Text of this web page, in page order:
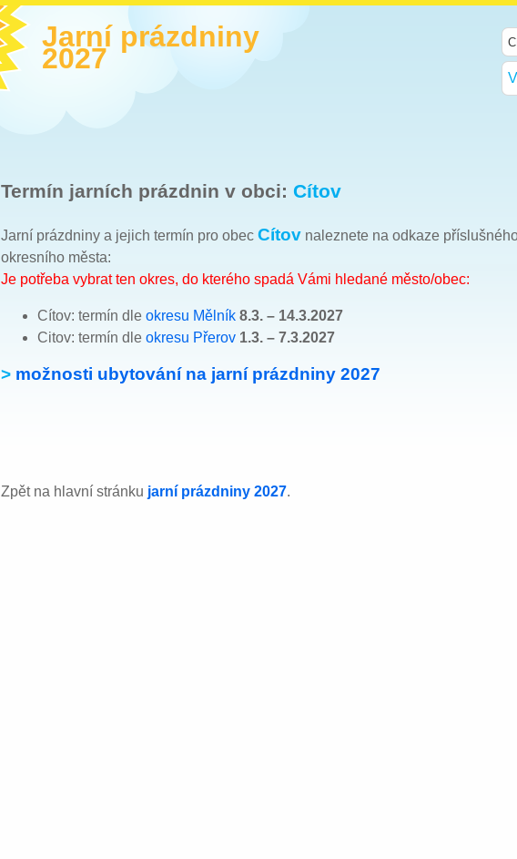
Jarní prázdniny
2027
Termín jarních prázdnin v obci: Cítov
Jarní prázdniny a jejich termín pro obec Cítov naleznete na odkaze
okresního města:
Je potřeba vybrat ten okres, do kterého spadá Vámi hledané město/obec:
Cítov: termín dle okresu Mělník 8.3. – 14.3.2027
Citov: termín dle okresu Přerov 1.3. – 7.3.2027
> možnosti ubytování na jarní prázdniny 2027
Zpět na hlavní stránku jarní prázdniny 2027.